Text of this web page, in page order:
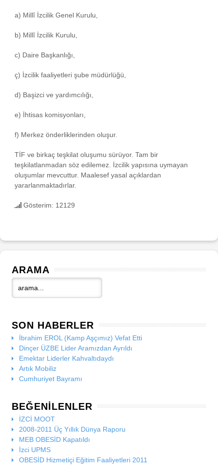
a) Millî İzcilik Genel Kurulu,
b) Millî İzcilik Kurulu,
c) Daire Başkanlığı,
ç) İzcilik faaliyetleri şube müdürlüğü,
d) Başizci ve yardımcılığı,
e) İhtisas komisyonları,
f) Merkez önderliklerinden oluşur.
TİF ve birkaç teşkilat oluşumu sürüyor. Tam bir
teşkilatlanmadan söz edilemez. İzcilik yapısına uymayan
oluşumlar mevcuttur. Maalesef yasal açıklardan
yararlanmaktadırlar.
Gösterim: 12129
ARAMA
SON HABERLER
İbrahim EROL (Kamp Aşçımız) Vefat Etti
Dinçer ÜZBE Lider Aramızdan Ayrıldı
Emektar Liderler Kahvaltıdaydı
Artık Mobiliz
Cumhuriyet Bayramı
BEĞENILENLER
İZCİ MOOT
2008-2011 Üç Yıllık Dünya Raporu
MEB OBESİD Kapatıldı
İzci UPMS
OBESİD Hizmetiçi Eğitim Faaliyetleri 2011